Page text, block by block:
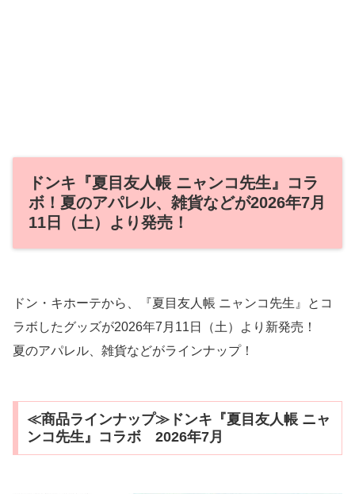
ドンキ『夏目友人帳 ニャンコ先生』コラ
ボ！夏のアパレル、雑貨などが2026年7月
11日（土）より発売！
ドン・キホーテから、『夏目友人帳 ニャンコ先生』とコ
ラボしたグッズが2026年7月11日（土）より新発売！
夏のアパレル、雑貨などがラインナップ！
≪商品ラインナップ≫ドンキ『夏目友人帳 ニャ
ンコ先生』コラボ 2026年7月